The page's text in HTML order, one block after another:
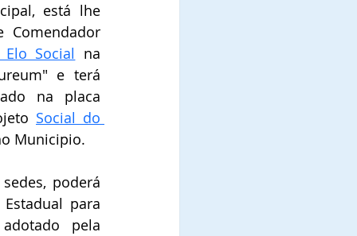
está lhe
Social na
e terá
na placa
Social do
Municipio.
poderá
para
pela